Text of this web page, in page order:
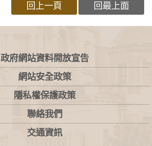
回上一頁 回最上面
政府網站資料開放宣告
網站安全政策
隱私權保護政策
聯絡我們
交通資訊